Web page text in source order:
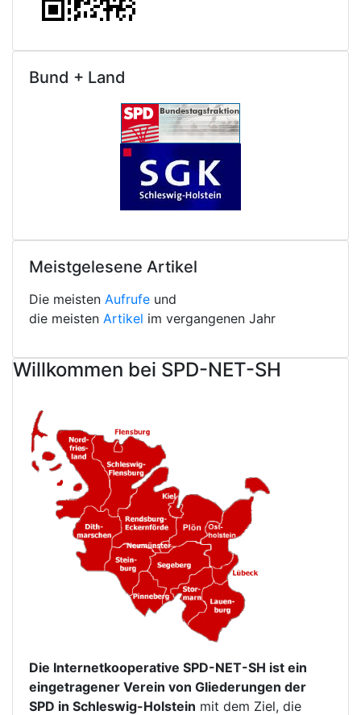
Bund + Land
Meistgelesene Artikel
Die meisten Aufrufe und
die meisten Artikel im vergangenen Jahr
Willkommen bei SPD-NET-SH
Die Internetkooperative SPD-NET-SH ist ein
eingetragener Verein von Gliederungen der
SPD in Schleswig-Holstein mit dem Ziel, die